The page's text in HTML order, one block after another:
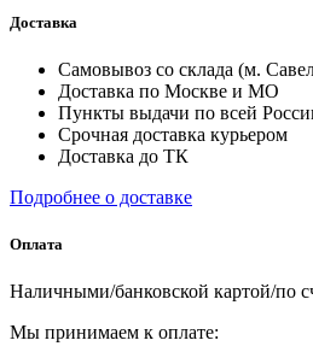
Доставка
Самовывоз со склада (м.
Доставка по Москве и МО
Пункты выдачи по всей
Срочная доставка курьером
Доставка до ТК
Подробнее о доставке
Оплата
Наличными/банковской картой/по
Мы принимаем к оплате: